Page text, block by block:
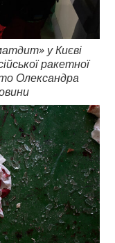
у Києві
ракетної
Олександра